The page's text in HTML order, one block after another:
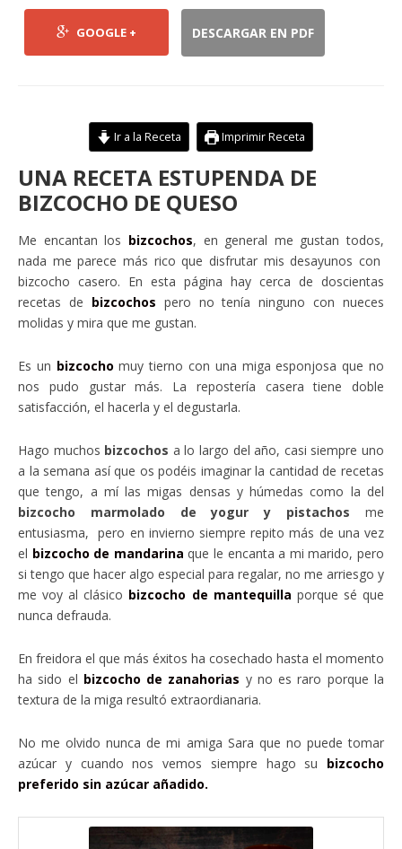
GOOGLE + DESCARGAR EN PDF
Ir a la Receta Imprimir Receta
UNA RECETA ESTUPENDA DE
BIZCOCHO DE QUESO
Me encantan los bizcochos, en general me gustan todos,
nada me parece más rico que disfrutar mis desayunos con
bizcocho casero. En esta página hay cerca de doscientas
recetas de bizcochos pero no tenía ninguno con nueces
molidas y mira que me gustan.
Es un bizcocho muy tierno con una miga esponjosa que no
nos pudo gustar más. La repostería casera tiene doble
satisfacción, el hacerla y el degustarla.
Hago muchos bizcochos a lo largo del año, casi siempre uno
a la semana así que os podéis imaginar la cantidad de recetas
que tengo, a mí las migas densas y húmedas como la del
bizcocho marmolado de yogur y pistachos me
entusiasma, pero en invierno siempre repito más de una vez
el bizcocho de mandarina que le encanta a mi marido, pero
si tengo que hacer algo especial para regalar, no me arriesgo y
me voy al clásico bizcocho de mantequilla porque sé que
nunca defrauda.
En freidora el que más éxitos ha cosechado hasta el momento
ha sido el bizcocho de zanahorias y no es raro porque la
textura de la miga resultó extraordianaria.
No me olvido nunca de mi amiga Sara que no puede tomar
azúcar y cuando nos vemos siempre hago su bizcocho
preferido sin azúcar añadido.